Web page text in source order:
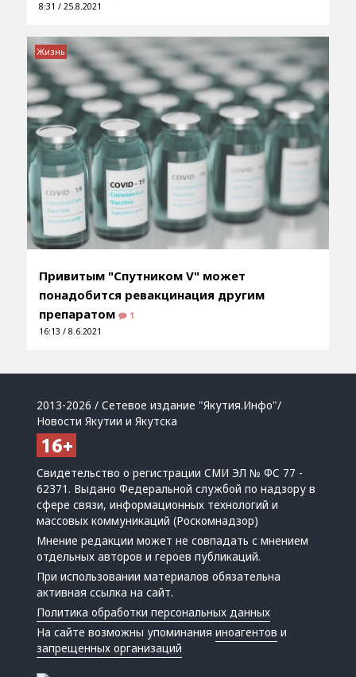
8:31 / 25.8.2021
Привитым "Спутником V" может
понадобится ревакцинация другим
препаратом
1
16:13 / 8.6.2021
Жизнь
2013-2026 / Сетевое издание "Якутия.Инфо"/
Новости Якутии и Якутска
Свидетельство о регистрации СМИ ЭЛ № ФС 77 -
62371. Выдано Федеральной службой по надзору в
сфере связи, информационных технологий и
массовых коммуникаций (Роскомнадзор)
Мнение редакции может не совпадать с мнением
отдельных авторов и героев публикаций.
При использовании материалов обязательна
активная ссылка на сайт.
Политика обработки персональных данных
На сайте возможны упоминанияиноагентов и
запрещенных организаций